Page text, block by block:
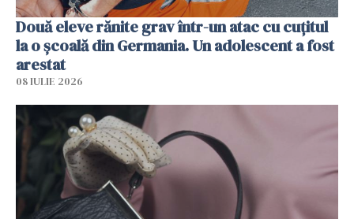
Două eleve rănite grav într-un atac cu cuțitul
la o școală din Germania. Un adolescent a fost
arestat
08 IULIE 2026